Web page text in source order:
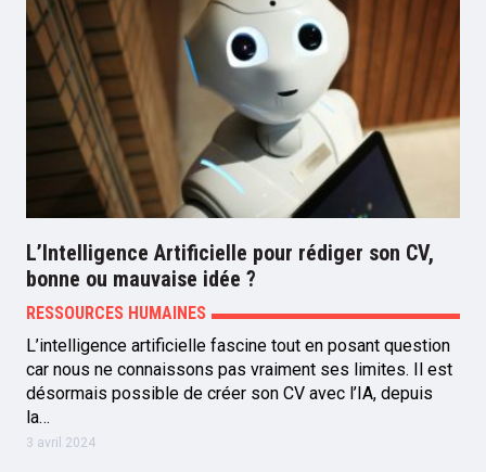
L’Intelligence Artificielle pour rédiger son CV,
bonne ou mauvaise idée ?
RESSOURCES HUMAINES
L’intelligence artificielle fascine tout en posant question
car nous ne connaissons pas vraiment ses limites. Il est
désormais possible de créer son CV avec l’IA, depuis
la…
3 avril 2024